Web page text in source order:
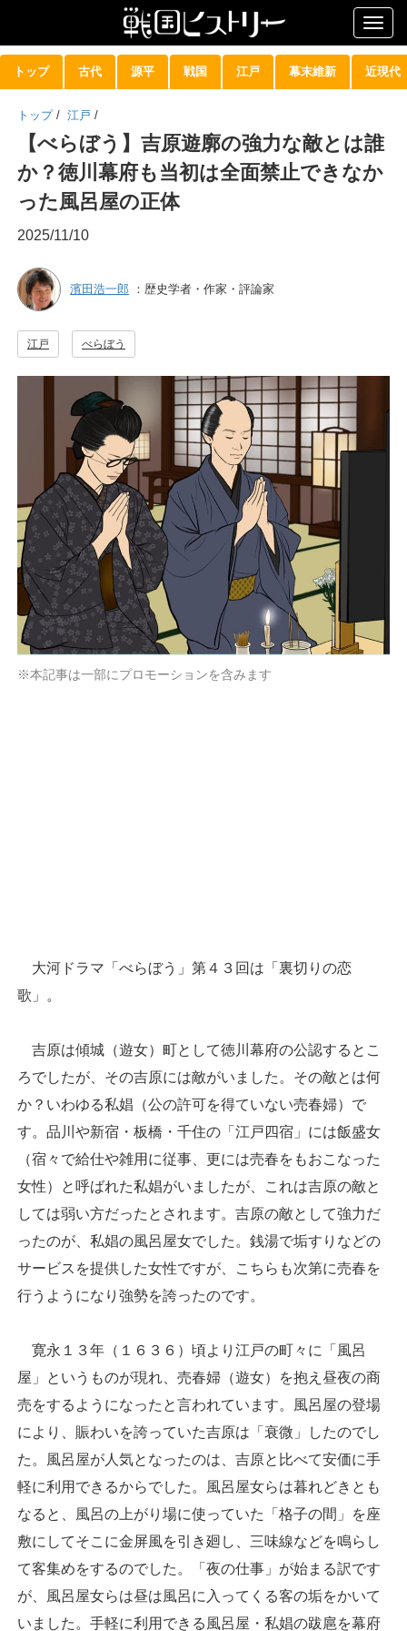
トップ 古代 源平 戦国 江戸 幕末維新 近現代
トップ / 江戸 /
【べらぼう】吉原遊廓の強力な敵とは誰
か？徳川幕府も当初は全面禁止できなか
った風呂屋の正体
2025/11/10
濱田浩一郎 ：歴史学者・作家・評論家
江戸 べらぼう
※本記事は一部にプロモーションを含みます
大河ドラマ「べらぼう」第４３回は「裏切りの恋
歌」。
吉原は傾城（遊女）町として徳川幕府の公認するとこ
ろでしたが、その吉原には敵がいました。その敵とは何
か？いわゆる私娼（公の許可を得ていない売春婦）で
す。品川や新宿・板橋・千住の「江戸四宿」には飯盛女
（宿々で給仕や雑用に従事、更には売春をもおこなった
女性）と呼ばれた私娼がいましたが、これは吉原の敵と
しては弱い方だったとされます。吉原の敵として強力だ
ったのが、私娼の風呂屋女でした。銭湯で垢すりなどの
サービスを提供した女性ですが、こちらも次第に売春を
行うようになり強勢を誇ったのです。
寛永１３年（１６３６）頃より江戸の町々に「風呂
屋」というものが現れ、売春婦（遊女）を抱え昼夜の商
売をするようになったと言われています。風呂屋の登場
により、賑わいを誇っていた吉原は「衰微」したのでし
た。風呂屋が人気となったのは、吉原と比べて安価に手
軽に利用できるからでした。風呂屋女らは暮れどきとも
なると、風呂の上がり場に使っていた「格子の間」を座
敷にしてそこに金屏風を引き廻し、三味線などを鳴らし
て客集めをするのでした。「夜の仕事」が始まる訳です
が、風呂屋女らは昼は風呂に入ってくる客の垢をかいて
いました。手軽に利用できる風呂屋・私娼の跋扈を幕府